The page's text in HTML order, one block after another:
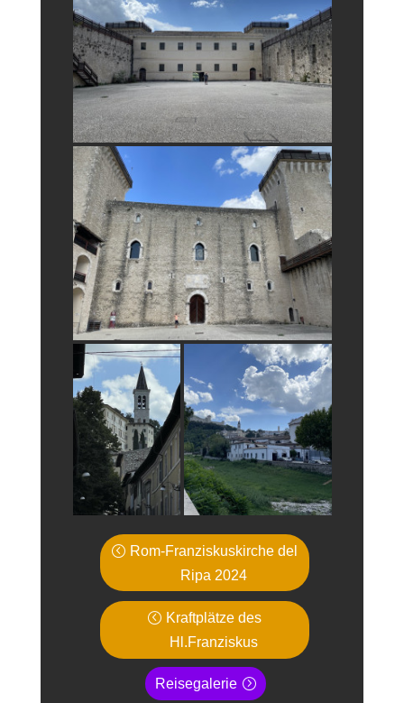
Rom-Franziskuskirche del
Ripa 2024
Kraftplätze des
Hl.Franziskus
Reisegalerie